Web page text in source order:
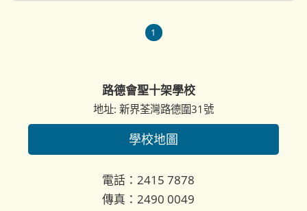
1
路德會聖十架學校
地址: 新界荃灣路德圍31號
學校地圖
電話：2415 7878
傳真：2490 0049